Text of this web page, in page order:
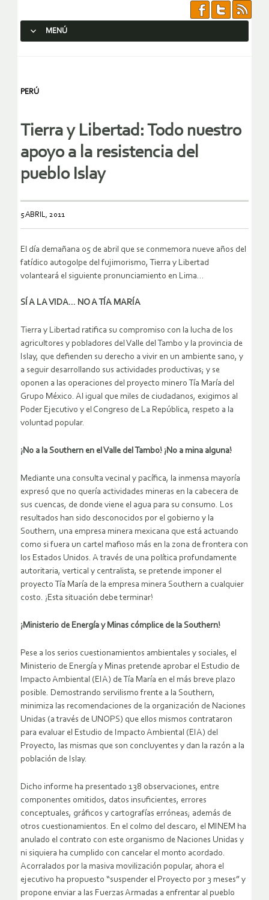
MENÚ
PERÚ
Tierra y Libertad: Todo nuestro
apoyo a la resistencia del
pueblo Islay
5 ABRIL, 2011
El día demañana 05 de abril que se conmemora nueve años del
fatídico autogolpe del fujimorismo, Tierra y Libertad
volanteará el siguiente pronunciamiento en Lima…
SÍ A LA VIDA… NO A TÍA MARÍA
Tierra y Libertad ratifica su compromiso con la lucha de los
agricultores y pobladores del Valle del Tambo y la provincia de
Islay, que defienden su derecho a vivir en un ambiente sano, y
a seguir desarrollando sus actividades productivas; y se
oponen a las operaciones del proyecto minero Tía María del
Grupo México. Al igual que miles de ciudadanos, exigimos al
Poder Ejecutivo y el Congreso de La República, respeto a la
voluntad popular.
¡No a la Southern en el Valle del Tambo! ¡No a mina alguna!
Mediante una consulta vecinal y pacífica, la inmensa mayoría
expresó que no quería actividades mineras en la cabecera de
sus cuencas, de donde viene el agua para su consumo. Los
resultados han sido desconocidos por el gobierno y la
Southern, una empresa minera mexicana que está actuando
como si fuera un cartel mafioso más en la zona de frontera con
los Estados Unidos. A través de una política profundamente
autoritaria, vertical y centralista, se pretende imponer el
proyecto Tía María de la empresa minera Southern a cualquier
costo. ¡Esta situación debe terminar!
¡Ministerio de Energía y Minas cómplice de la Southern!
Pese a los serios cuestionamientos ambientales y sociales, el
Ministerio de Energía y Minas pretende aprobar el Estudio de
Impacto Ambiental (EIA) de Tía María en el más breve plazo
posible. Demostrando servilismo frente a la Southern,
minimiza las recomendaciones de la organización de Naciones
Unidas (a través de UNOPS) que ellos mismos contrataron
para evaluar el Estudio de Impacto Ambiental (EIA) del
Proyecto, las mismas que son concluyentes y dan la razón a la
población de Islay.
Dicho informe ha presentado 138 observaciones, entre
componentes omitidos, datos insuficientes, errores
conceptuales, gráficos y cartografías erróneas; además de
otros cuestionamientos. En el colmo del descaro, el MINEM ha
anulado el contrato con este organismo de Naciones Unidas y
ni siquiera ha cumplido con cancelar el monto acordado.
Acorralados por la masiva movilización popular, ahora el
ejecutivo ha propuesto “suspender el Proyecto por 3 meses” y
propone enviar a las Fuerzas Armadas a enfrentar al pueblo